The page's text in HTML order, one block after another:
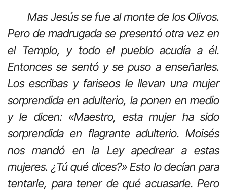
Mas Jesús se fue al monte de los Olivos.
Pero de madrugada se presentó otra vez en
el Templo, y todo el pueblo acudía a él.
Entonces se sentó y se puso a enseñarles.
Los escribas y fariseos le llevan una mujer
sorprendida en adulterio, la ponen en medio
y le dicen: «Maestro, esta mujer ha sido
sorprendida en flagrante adulterio. Moisés
nos mandó en la Ley apedrear a estas
mujeres. ¿Tú qué dices?» Esto lo decían para
tentarle, para tener de qué acuasarle. Pero